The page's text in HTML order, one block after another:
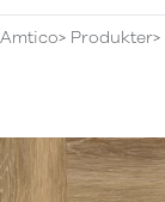
Amtico Produkter